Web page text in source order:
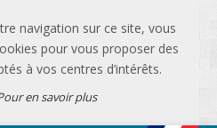
navigation sur ce site, vous
pour vous proposer des
à vos centres d’intérêts.
en savoir plus